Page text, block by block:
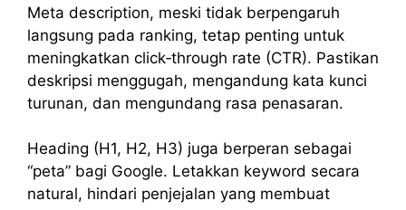
Meta description, meski tidak berpengaruh
langsung pada ranking, tetap penting untuk
meningkatkan click‑through rate (CTR). Pastikan
deskripsi menggugah, mengandung kata kunci
turunan, dan mengundang rasa penasaran.
Heading (H1, H2, H3) juga berperan sebagai
“peta” bagi Google. Letakkan keyword secara
natural, hindari penjejalan yang membuat